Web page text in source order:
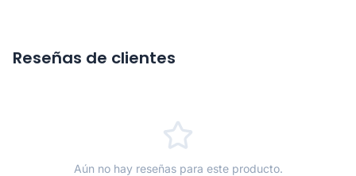
Reseñas de clientes
Aún no hay reseñas para este producto.